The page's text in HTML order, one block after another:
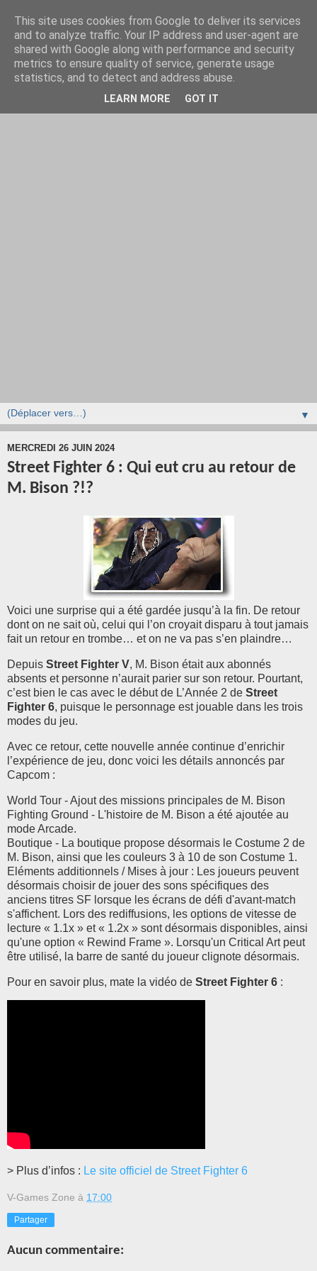
▼
MERCREDI 26 JUIN 2024
Street Fighter 6 : Qui eut cru au retour de
M. Bison ?!?
Voici une surprise qui a été gardée jusqu’à la fin. De retour
dont on ne sait où, celui qui l’on croyait disparu à tout jamais
fait un retour en trombe… et on ne va pas s’en plaindre…
Depuis Street Fighter V, M. Bison était aux abonnés
absents et personne n’aurait parier sur son retour. Pourtant,
c’est bien le cas avec le début de L’Année 2 de Street
Fighter 6, puisque le personnage est jouable dans les trois
modes du jeu.
Avec ce retour, cette nouvelle année continue d’enrichir
l’expérience de jeu, donc voici les détails annoncés par
Capcom :
World Tour - Ajout des missions principales de M. Bison
Fighting Ground - L'histoire de M. Bison a été ajoutée au
mode Arcade.
Boutique - La boutique propose désormais le Costume 2 de
M. Bison, ainsi que les couleurs 3 à 10 de son Costume 1.
Eléments additionnels / Mises à jour : Les joueurs peuvent
désormais choisir de jouer des sons spécifiques des
anciens titres SF lorsque les écrans de défi d'avant-match
s'affichent. Lors des rediffusions, les options de vitesse de
lecture « 1.1x » et « 1.2x » sont désormais disponibles, ainsi
qu'une option « Rewind Frame ». Lorsqu'un Critical Art peut
être utilisé, la barre de santé du joueur clignote désormais.
Pour en savoir plus, mate la vidéo de Street Fighter 6 :
> Plus d’infos : Le site officiel de Street Fighter 6
V-Games Zone à 17:00
Partager
Aucun commentaire:
This site uses cookies from Google to deliver its services
and to analyze traffic. Your IP address and user-agent are
shared with Google along with performance and security
metrics to ensure quality of service, generate usage
statistics, and to detect and address abuse.
LEARN MORE GOT IT